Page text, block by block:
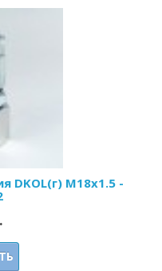
DKOL(г) M18x1.5 -